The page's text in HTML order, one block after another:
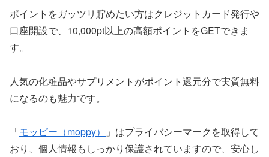
ポイントをガッツリ貯めたい方はクレジットカード発行や
口座開設で、10,000pt以上の高額ポイントをGETできま
す。
人気の化粧品やサプリメントがポイント還元分で実質無料
になるのも魅力です。
「モッピー（moppy）
」はプライバシーマークを取得して
おり、個人情報もしっかり保護されていますので、安心し